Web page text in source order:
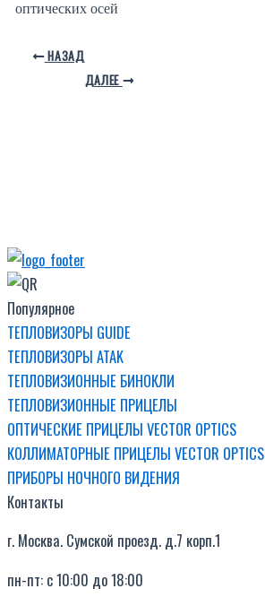
оптических осей
НАЗАД
ДАЛЕЕ
Популярное
ТЕПЛОВИЗОРЫ GUIDE
ТЕПЛОВИЗОРЫ ATAK
ТЕПЛОВИЗИОННЫЕ БИНОКЛИ
ТЕПЛОВИЗИОННЫЕ ПРИЦЕЛЫ
ОПТИЧЕСКИЕ ПРИЦЕЛЫ VECTOR OPTICS
КОЛЛИМАТОРНЫЕ ПРИЦЕЛЫ VECTOR OPTICS
ПРИБОРЫ НОЧНОГО ВИДЕНИЯ
Контакты
г. Москва. Сумской проезд. д.7 корп.1
пн-пт: с 10:00 до 18:00